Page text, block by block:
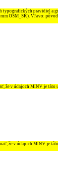
pravidiel a
OSM_SK). Vľavo:
že v údajoch MINV je
že v údajoch MINV